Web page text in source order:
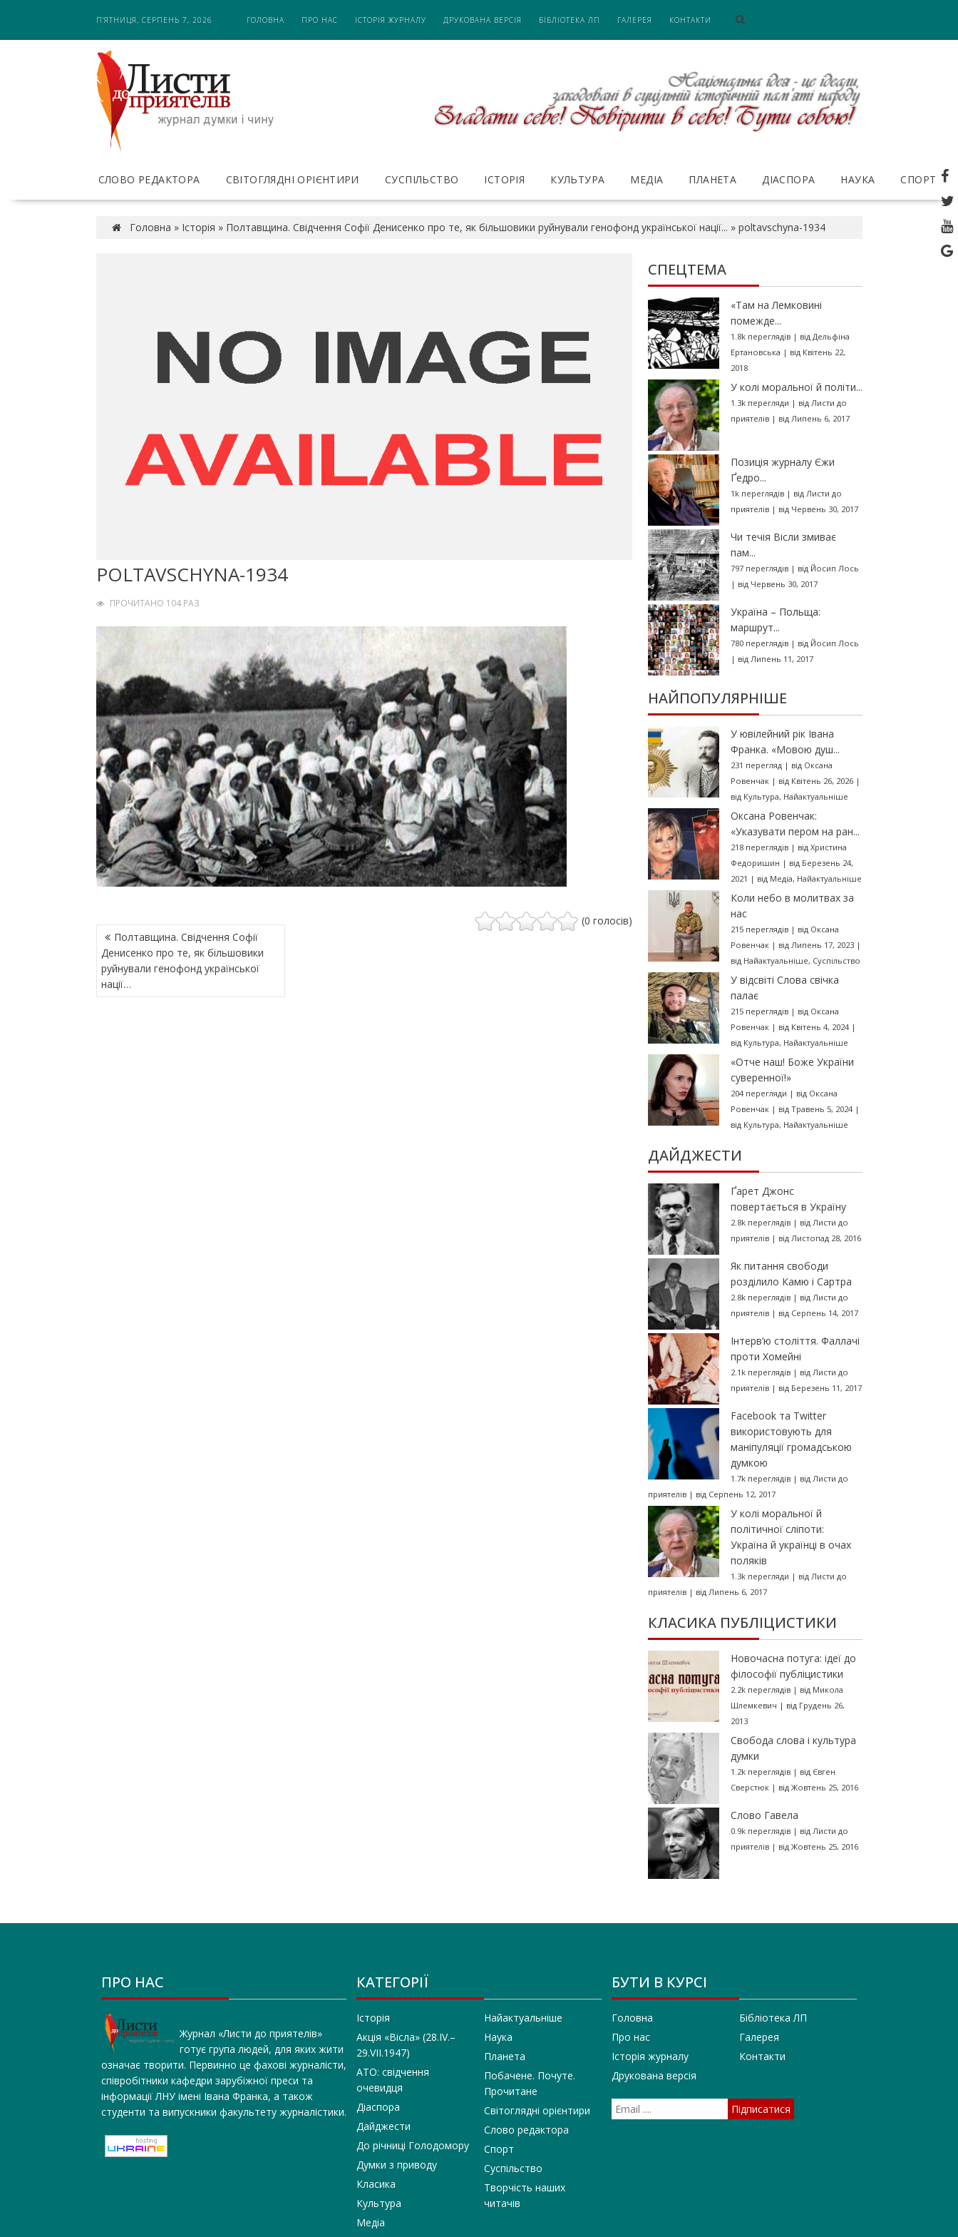
i
П’ЯТНИЦЯ, СЕРПЕНЬ 7, 2026 ГОЛОВНА ПРО НАС ІСТОРІЯ ЖУРНАЛУ ДРУКОВАНА ВЕРСІЯ БІБЛІОТЕКА ЛП ГАЛЕРЕЯ КОНТАКТИ
СЛОВО РЕДАКТОРА СВІТОГЛЯДНІ ОРІЄНТИРИ СУСПІЛЬСТВО ІСТОРІЯ КУЛЬТУРА МЕДІА ПЛАНЕТА ДІАСПОРА НАУКА СПОРТ
Головна » Історія » Полтавщина. Свідчення Софії Денисенко про те, як більшовики руйнували генофонд української нації... » poltavschyna-1934
POLTAVSCHYNA-1934
ПРОЧИТАНО 104 РАЗ
(0 голосів)
Н
А
В
Г
Полтавщина. Свідчення Софії
Денисенко про те, як більшовики
руйнували генофонд української
нації…
СПЕЦТЕМА
«Там на Лемковині
помежде...
1.8k переглядів| від Дельфіна
Ертановська | від Квітень 22,
2018
У колі моральної й політи...
1.3k перегляди | від Листи до
приятелів| від Липень 6, 2017
Позиція журналу Єжи
Ґедро...
1k переглядів| від Листи до
приятелів| від Червень 30, 2017
Чи течія Вісли змиває
пам...
797 переглядів| від Йосип Лось
| від Червень 30, 2017
Україна – Польща:
маршрут...
780 переглядів| від Йосип Лось
| від Липень 11, 2017
НАЙПОПУЛЯРНІШЕ
У ювілейний рік Івана
Франка. «Мовою душ...
231 перегляд| від Оксана
Ровенчак| від Квітень 26, 2026|
від Культура, Найактуальніше
Оксана Ровенчак:
«Указувати пером на ран...
218 переглядів| від Христина
Федоришин | від Березень 24,
2021 | від Медіа, Найактуальніше
Коли небо в молитвах за
нас
215 переглядів| від Оксана
Ровенчак| від Липень 17, 2023|
від Найактуальніше, Суспільство
У відсвіті Слова свічка
палає
215 переглядів| від Оксана
Ровенчак| від Квітень 4, 2024|
від Культура, Найактуальніше
«Отче наш! Боже України
суверенної!»
204 перегляди | від Оксана
Ровенчак| від Травень 5, 2024|
від Культура, Найактуальніше
ДАЙДЖЕСТИ
Ґарет Джонс
повертається в Україну
2.8k переглядів| від Листи до
приятелів| від Листопад 28, 2016
Як питання свободи
розділило Камю і Сартра
2.8k переглядів| від Листи до
приятелів| від Серпень 14, 2017
Інтерв’ю століття. Фаллачі
проти Хомейні
2.1k переглядів| від Листи до
приятелів| від Березень 11, 2017
Facebook та Twitter
використовують для
маніпуляції громадською
думкою
1.7k переглядів| від Листи до
приятелів| від Серпень 12, 2017
У колі моральної й
політичної сліпоти:
Україна й українці в очах
поляків
1.3k перегляди | від Листи до
приятелів| від Липень 6, 2017
КЛАСИКА ПУБЛІЦИСТИКИ
Новочасна потуга: ідеї до
філософії публіцистики
2.2k переглядів| від Микола
Шлемкевич | від Грудень 26,
2013
Свобода слова і культура
думки
1.2k переглядів| від Євген
Сверстюк| від Жовтень 25, 2016
Слово Гавела
0.9k переглядів| від Листи до
приятелів| від Жовтень 25, 2016
ПРО НАС
Журнал «Листи до приятелів»
готує група людей, для яких жити
означає творити. Первинно це фахові журналісти,
співробітники кафедри зарубіжної преси та
інформації ЛНУ імені Івана Франка, а також
студенти та випускники факультету журналістики.
КАТЕГОРІЇ
Історія
Акція «Вісла» (28.IV.–
29.VII.1947)
АТО: свідчення
очевидця
Діаспора
Дайджести
До річниці Голодомору
Думки з приводу
Класика
Культура
Медіа
Найактуальніше
Наука
Планета
Побачене. Почуте.
Прочитане
Світоглядні орієнтири
Слово редактора
Спорт
Суспільство
Творчість наших
читачів
БУТИ В КУРСІ
Головна
Про нас
Історія журналу
Друкована версія
Бібліотека ЛП
Галерея
Контакти